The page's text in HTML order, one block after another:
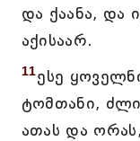
და ქაანა, და
აქისაარ.
11ესე
ტომთანი,
ათას და